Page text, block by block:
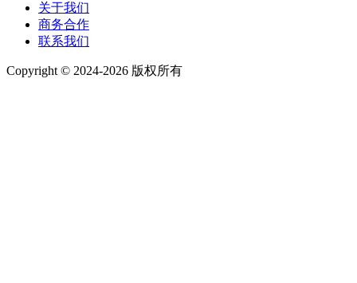
关于我们
商务合作
联系我们
Copyright © 2024-2026 版权所有